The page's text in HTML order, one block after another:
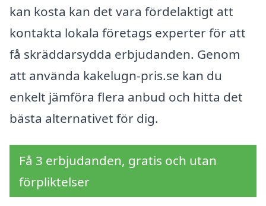
kan kosta kan det vara fördelaktigt att
kontakta lokala företags experter för att
få skräddarsydda erbjudanden. Genom
att använda kakelugn-pris.se kan du
enkelt jämföra flera anbud och hitta det
bästa alternativet för dig.
Få 3 erbjudanden, gratis och utan
förpliktelser